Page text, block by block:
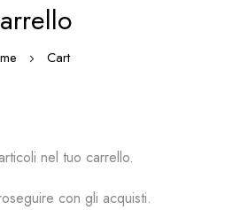
Cart
nel tuo carrello.
con gli acquisti.